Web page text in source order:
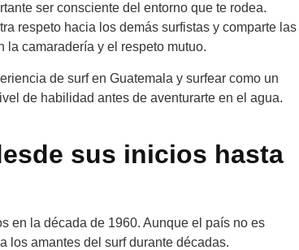
ser consciente del entorno que te rodea.
respeto hacia los demás surfistas y comparte las
la camaradería y el respeto mutuo.
de surf en Guatemala y surfear como un
de habilidad antes de aventurarte en el agua.
sus inicios hasta
en la década de 1960. Aunque el país no es
los amantes del surf durante décadas.